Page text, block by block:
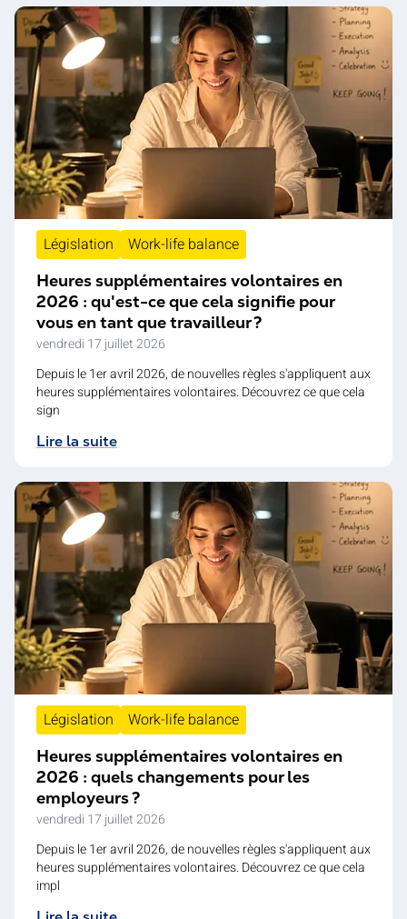
Législation Work-life balance
Heures supplémentaires volontaires en
2026 : qu'est-ce que cela signifie pour
vous en tant que travailleur ?
vendredi 17 juillet 2026
Depuis le 1er avril 2026, de nouvelles règles s'appliquent aux
heures supplémentaires volontaires. Découvrez ce que cela
sign
Lire la suite
Législation Work-life balance
Heures supplémentaires volontaires en
2026 : quels changements pour les
employeurs ?
vendredi 17 juillet 2026
Depuis le 1er avril 2026, de nouvelles règles s'appliquent aux
heures supplémentaires volontaires. Découvrez ce que cela
impl